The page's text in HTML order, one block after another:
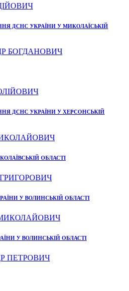
ДСНС УКРАЇНИ У МИКОЛАЇСЬКІЙ
БОГДАНОВИЧ
ДСНС УКРАЇНИ У ХЕРСОНСЬКІЙ
ОБЛАСТІ
У ВОЛИНСЬКІЙ ОБЛАСТІ
У ВОЛИНСЬКІЙ ОБЛАСТІ
ПЕТРОВИЧ